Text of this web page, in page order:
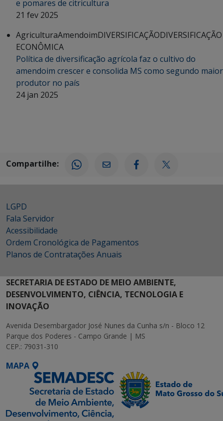
e pomares de citricultura
21 fev 2025
AgriculturaAmendoimDIVERSIFICAÇÃODIVERSIFICAÇÃO
ECONÔMICA
Política de diversificação agrícola faz o cultivo do
amendoim crescer e consolida MS como segundo maior
produtor no país
24 jan 2025
Compartilhe:
LGPD
Fala Servidor
Acessibilidade
Ordem Cronológica de Pagamentos
Planos de Contratações Anuais
SECRETARIA DE ESTADO DE MEIO AMBIENTE,
DESENVOLVIMENTO, CIÊNCIA, TECNOLOGIA E
INOVAÇÃO
Avenida Desembargador José Nunes da Cunha s/n - Bloco 12
Parque dos Poderes - Campo Grande | MS
CEP.: 79031-310
MAPA